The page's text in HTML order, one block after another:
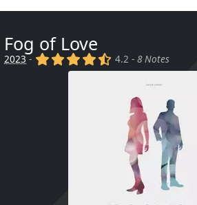
Fog of Love
2023- (x) (x) (x) (x) (,)
4.2 -8 Notes